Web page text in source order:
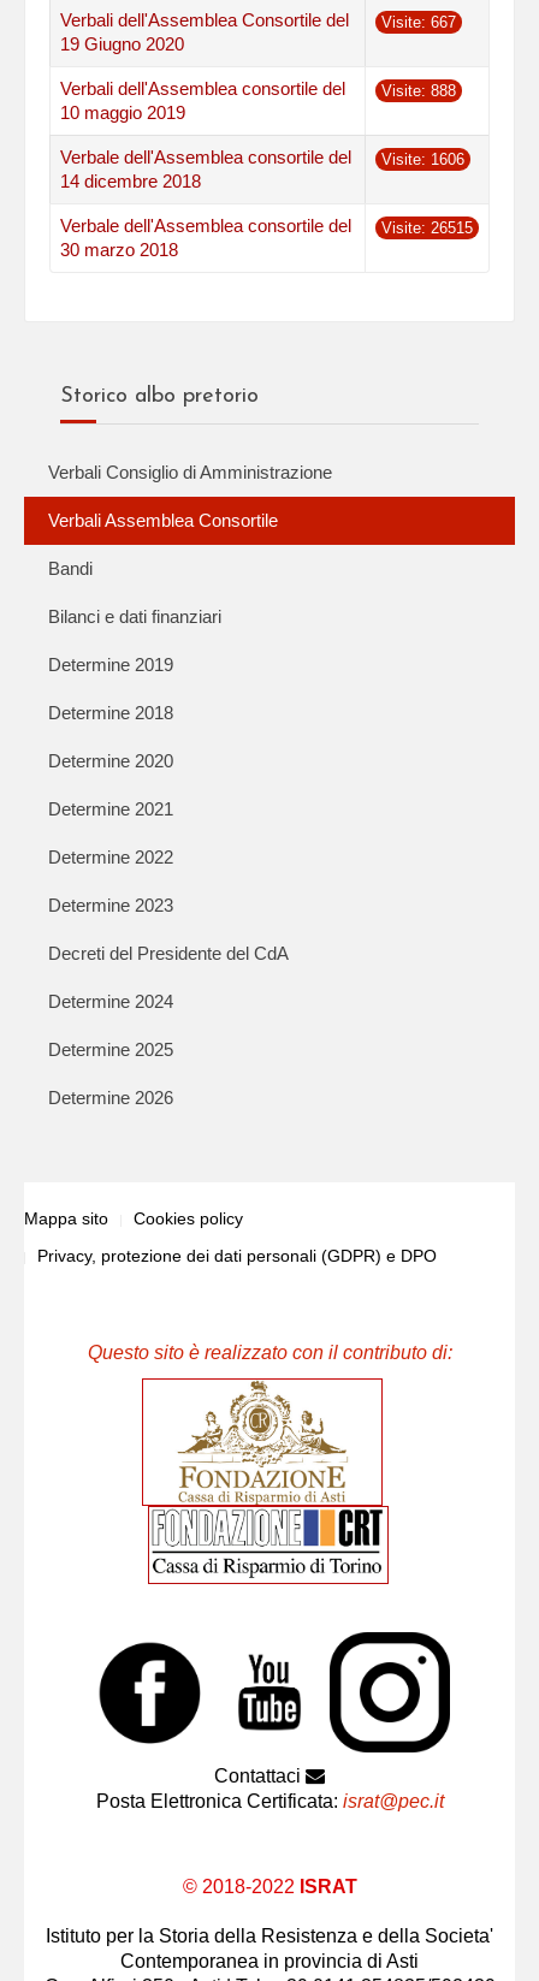
Verbali dell'Assemblea Consortile del
19 Giugno 2020
Visite: 667
Verbali dell'Assemblea consortile del
10 maggio 2019
Visite: 888
Verbale dell'Assemblea consortile del
14 dicembre 2018
Visite: 1606
Verbale dell'Assemblea consortile del
30 marzo 2018
Visite: 26515
Storico albo pretorio
Verbali Consiglio di Amministrazione
Verbali Assemblea Consortile
Bandi
Bilanci e dati finanziari
Determine 2019
Determine 2018
Determine 2020
Determine 2021
Determine 2022
Determine 2023
Decreti del Presidente del CdA
Determine 2024
Determine 2025
Determine 2026
Mappa sito
Cookies policy
Privacy, protezione dei dati personali (GDPR) e DPO
Questo sito è realizzato con il contributo di:
Contattaci
Posta Elettronica Certificata: israt@pec.it
© 2018-2022 ISRAT
Istituto per la Storia della Resistenza e della Societa'
Contemporanea in provincia di Asti